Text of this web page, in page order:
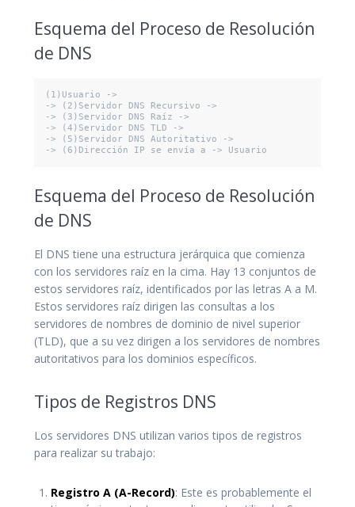
Esquema del Proceso de Resolución
de DNS
(1)Usuario ->
-> (2)Servidor DNS Recursivo ->
-> (3)Servidor DNS Raíz ->
-> (4)Servidor DNS TLD ->
-> (5)Servidor DNS Autoritativo ->
-> (6)Dirección IP se envía a -> Usuario
Esquema del Proceso de Resolución
de DNS
El DNS tiene una estructura jerárquica que comienza
con los servidores raíz en la cima. Hay 13 conjuntos de
estos servidores raíz, identificados por las letras A a M.
Estos servidores raíz dirigen las consultas a los
servidores de nombres de dominio de nivel superior
(TLD), que a su vez dirigen a los servidores de nombres
autoritativos para los dominios específicos.
Tipos de Registros DNS
Los servidores DNS utilizan varios tipos de registros
para realizar su trabajo:
Registro A (A-Record): Este es probablemente el